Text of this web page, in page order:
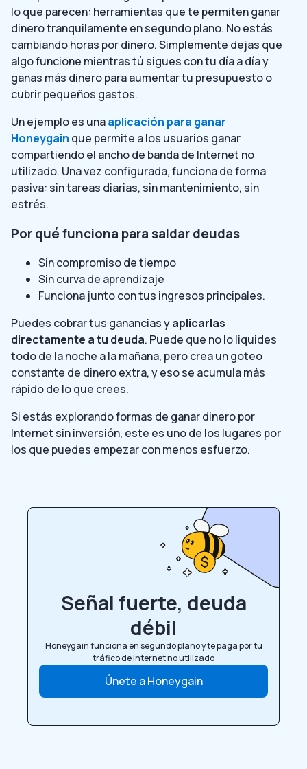
lo que parecen: herramientas que te permiten ganar
dinero tranquilamente en segundo plano. No estás
cambiando horas por dinero. Simplemente dejas que
algo funcione mientras tú sigues con tu día a día y
ganas más dinero para aumentar tu presupuesto o
cubrir pequeños gastos.
Un ejemplo es unaaplicación para ganar
Honeygain que permite a los usuarios ganar
compartiendo el ancho de banda de Internet no
utilizado. Una vez configurada, funciona de forma
pasiva: sin tareas diarias, sin mantenimiento, sin
estrés.
Por qué funciona para saldar deudas
Sin compromiso de tiempo
Sin curva de aprendizaje
Funciona junto con tus ingresos principales.
Puedes cobrar tus ganancias yaplicarlas
directamente a tu deuda. Puede que no lo liquides
todo de la noche a la mañana, pero crea un goteo
constante de dinero extra, y eso se acumula más
rápido de lo que crees.
Si estás explorando formas de ganar dinero por
Internet sin inversión, este es uno de los lugares por
los que puedes empezar con menos esfuerzo.
Señal fuerte, deuda
débil
Honeygain funciona en segundo plano y te paga por tu
tráfico de internet no utilizado
Únete a Honeygain